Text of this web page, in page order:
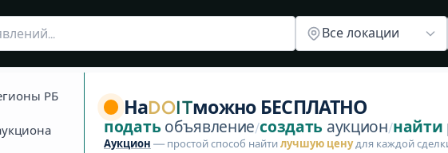
в Беларуси. Пока нет объявлений от исполнителей и
Все локации
РБ НаDOITможно БЕСПЛАТНО
подать объявление/создать аукцион/найти
Аукцион — простой способ найти лучшую ценудля каждой